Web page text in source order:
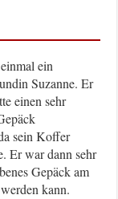
ein
Suzanne. Er
einen sehr
sein Koffer
Er war dann sehr
Gepäck am
kann.